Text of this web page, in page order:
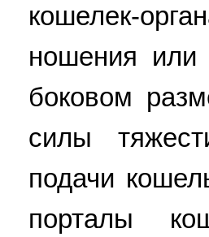
кошелек-
ношения или
боковом
силы
подачи
порталы